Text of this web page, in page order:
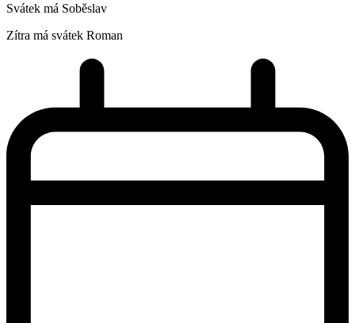
Svátek má Soběslav
Zítra má svátek Roman